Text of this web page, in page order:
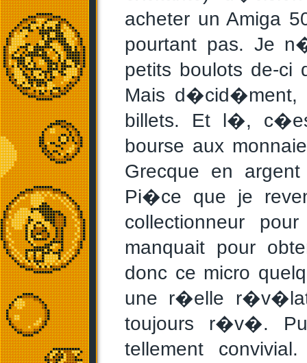
acheter un Amiga
pourtant pas. Je
petits boulots de-ci
Mais d�cid�ment,
billets. Et l�,
bourse aux
Grecque en
Pi�ce que je
collectionneur
manquait pour
donc ce micro
une r�elle
toujours r�v�.
tellement